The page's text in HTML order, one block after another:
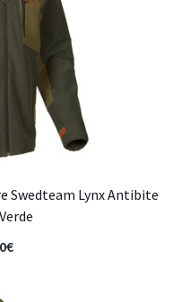
Swedteam Lynx Antibite
€